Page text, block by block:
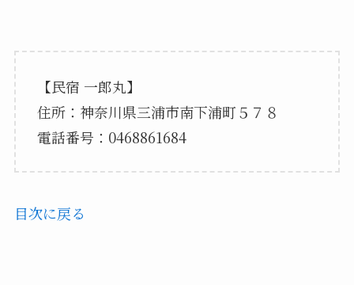
【民宿 一郎丸】
住所：神奈川県三浦市南下浦町５７８
電話番号：0468861684
目次に戻る